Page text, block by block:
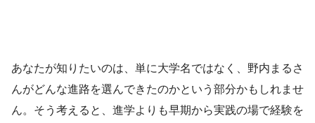
あなたが知りたいのは、単に大学名ではなく、野内まるさ
んがどんな進路を選んできたのかという部分かもしれませ
ん。そう考えると、進学よりも早期から実践の場で経験を